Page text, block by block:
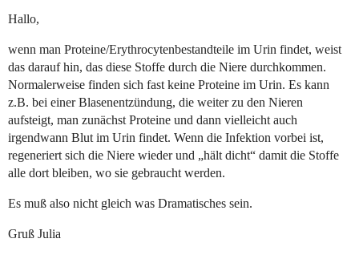
Hallo,
wenn man Proteine/Erythrocytenbestandteile im Urin findet, weist
das darauf hin, das diese Stoffe durch die Niere durchkommen.
Normalerweise finden sich fast keine Proteine im Urin. Es kann
z.B. bei einer Blasenentzündung, die weiter zu den Nieren
aufsteigt, man zunächst Proteine und dann vielleicht auch
irgendwann Blut im Urin findet. Wenn die Infektion vorbei ist,
regeneriert sich die Niere wieder und „hält dicht“ damit die Stoffe
alle dort bleiben, wo sie gebraucht werden.
Es muß also nicht gleich was Dramatisches sein.
Gruß Julia